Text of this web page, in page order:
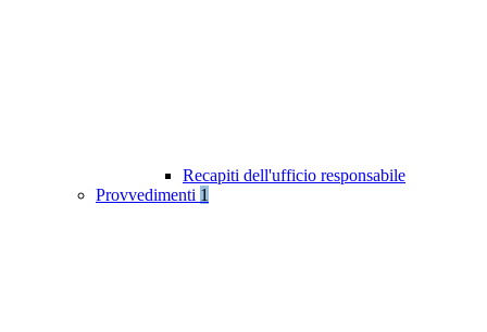
Recapiti dell'ufficio responsabile
Provvedimenti 1